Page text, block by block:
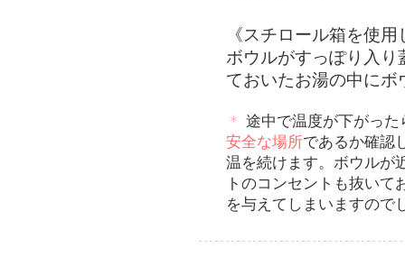
《スチロール箱を使
ボウルがすっぽり入
ておいたお湯の中に
＊ 途中で温度が下がっ
安全な場所であるか確認
温を続けます。ボウルが
トのコンセントも抜い
を与えてしまいますので